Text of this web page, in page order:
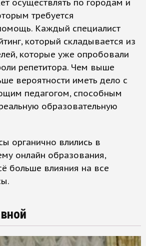
осуществлять по городам и
требуется
Каждый специалист
который складывается из
которые уже опробовали
репетитора. Чем выше
вероятности иметь дело с
педагогом, способным
образовательную
органично влились в
онлайн образования,
больше влияния на все